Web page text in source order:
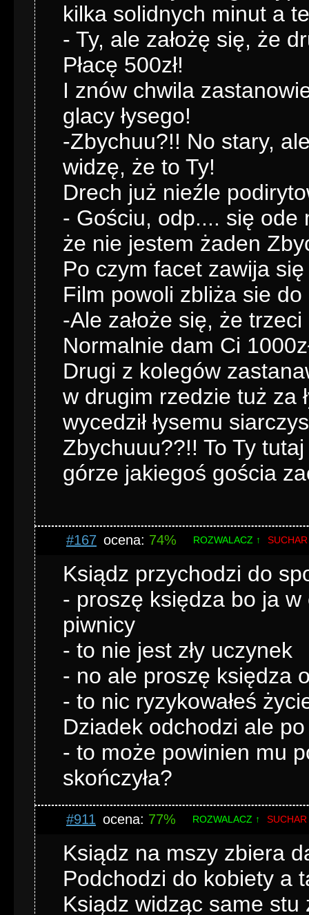
kilka solidnych minut a
- Ty, ale założę się, że
Płacę 500zł!
I znów chwila
glacy łysego!
-Zbychuu?!! No stary,
widzę, że to Ty!
Drech już nieźle
- Gościu, odp.... się ode
że nie jestem żaden
Po czym facet zawija
Film powoli zbliża sie
-Ale założe się, że
Normalnie dam Ci
Drugi z kolegów
w drugim rzedzie tuż za
wycedził łysemu
Zbychuuu??!! To Ty
górze jakiegoś gościa
#167 ocena: 74% ROZWALACZ ↑
Ksiądz przychodzi do
- proszę księdza bo ja w
piwnicy
- to nie jest zły uczynek
- no ale proszę księdza
- to nic ryzykowałeś
Dziadek odchodzi ale
- to może powinien mu
skończyła?
#911 ocena: 77% ROZWALACZ ↑ SUCHAR
Ksiądz na mszy zbiera
Podchodzi do kobiety a
Ksiądz widząc same stu